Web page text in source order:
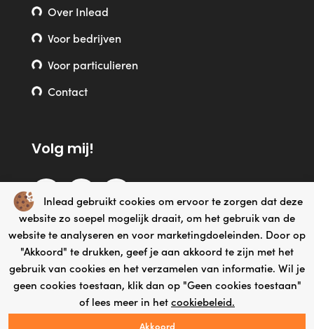
Inlead gebruikt cookies om ervoor te zorgen dat deze
website zo soepel mogelijk draait, om het gebruik van de
website te analyseren en voor marketingdoeleinden. Door op
"Akkoord" te drukken, geef je aan akkoord te zijn met het
gebruik van cookies en het verzamelen van informatie. Wil je
geen cookies toestaan, klik dan op "Geen cookies toestaan"
of lees meer in hetcookiebeleid.
Akkoord
Over Inlead
Voor bedrijven
Voor particulieren
Contact
Volg mij!
© Copyright 2026 – InLead |Webdesign by Yooker– Made
with